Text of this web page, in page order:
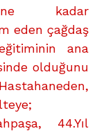
kadar
eden çağdaş
ana
olduğunu
44.Yıl